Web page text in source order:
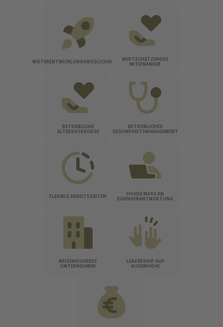
WEITERENTWICKLUNGSMÖGLICHKEITENWERTSCHÄTZENDES
MITEINANDER
BETRIEBLICHE
ALTERSVORSORGE
BETRIEBLICHES
GESUNDHEITSMANAGEMENT
FLEXIBLE ARBEITSZEITEN
HOHES MASS AN E
IGENVERANTWORTUNG
KRISENSICHERES
UNTERNEHMEN
LEADERSHIP AUF
AUGENHÖHE